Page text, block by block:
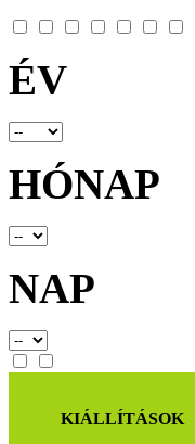
ÉV
HÓNAP
NAP
KIÁLLÍTÁSOK